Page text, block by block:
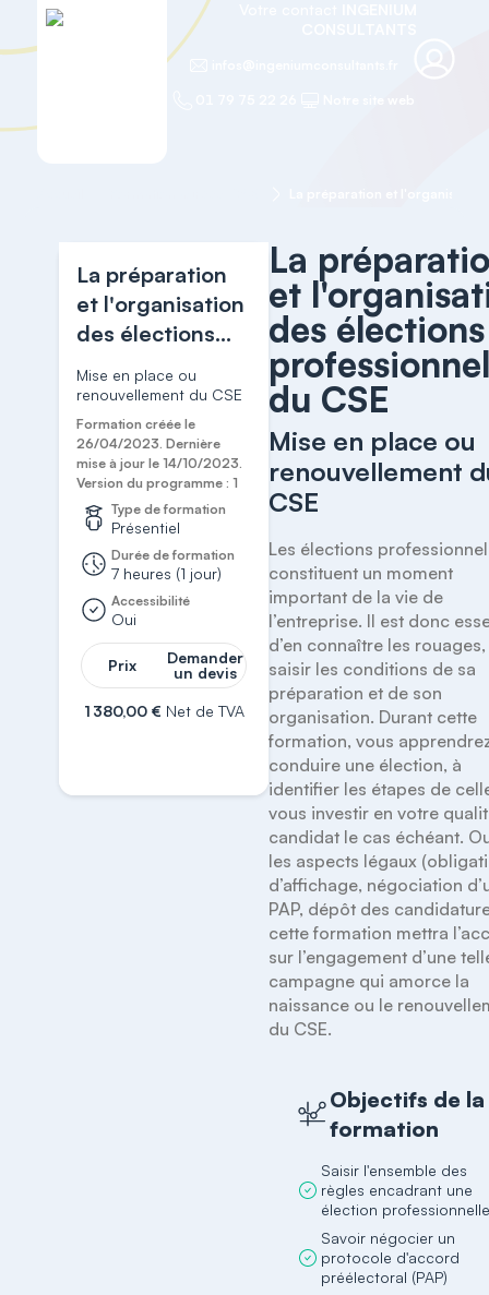
La préparation
et l'organisation
des élections
professionnelles
du CSE
Mise en place ou
renouvellement du CSE
Formation créée le
26/04/2023. Dernière
mise à jour le 14/10/2023.
Version du programme : 1
Type de formation
Présentiel
Durée de formation
7 heures (1 jour)
Accessibilité
Oui
Prix
Demander
un devis
1 380,00 € Net de TVA
La
et
des élections
du CSE
Mise en place ou
renouvellement
CSE
Les élections
constituent un moment
important de la vie de
l’entreprise. Il est donc
d’en connaître les
saisir les conditions de sa
préparation et de son
organisation. Durant cette
formation, vous
conduire une élection, à
identifier les étapes de
vous investir en votre
candidat le cas échéant.
les aspects légaux
d’affichage, négociation
PAP, dépôt des
cette formation mettra
sur l’engagement d’une
campagne qui amorce la
naissance ou le
du CSE.
Objectifs de la
formation
Saisir l'ensemble des
règles encadrant une
élection
Savoir négocier un
protocole d'accord
préélectoral (PAP)